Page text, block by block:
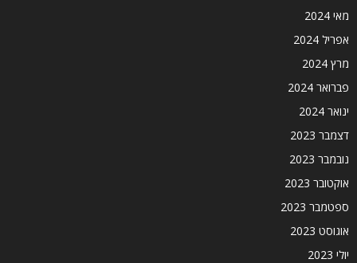
מאי 2024
אפריל 2024
מרץ 2024
פברואר 2024
ינואר 2024
דצמבר 2023
נובמבר 2023
אוקטובר 2023
ספטמבר 2023
אוגוסט 2023
יולי 2023